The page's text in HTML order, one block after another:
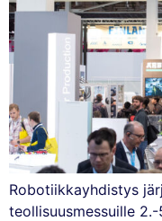
Robotiikkayhdistys
teollisuusmessuille